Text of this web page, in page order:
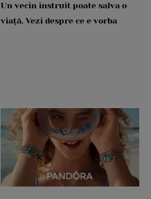
Un vecin instruit poate salva o
viață. Vezi despre ce e vorba